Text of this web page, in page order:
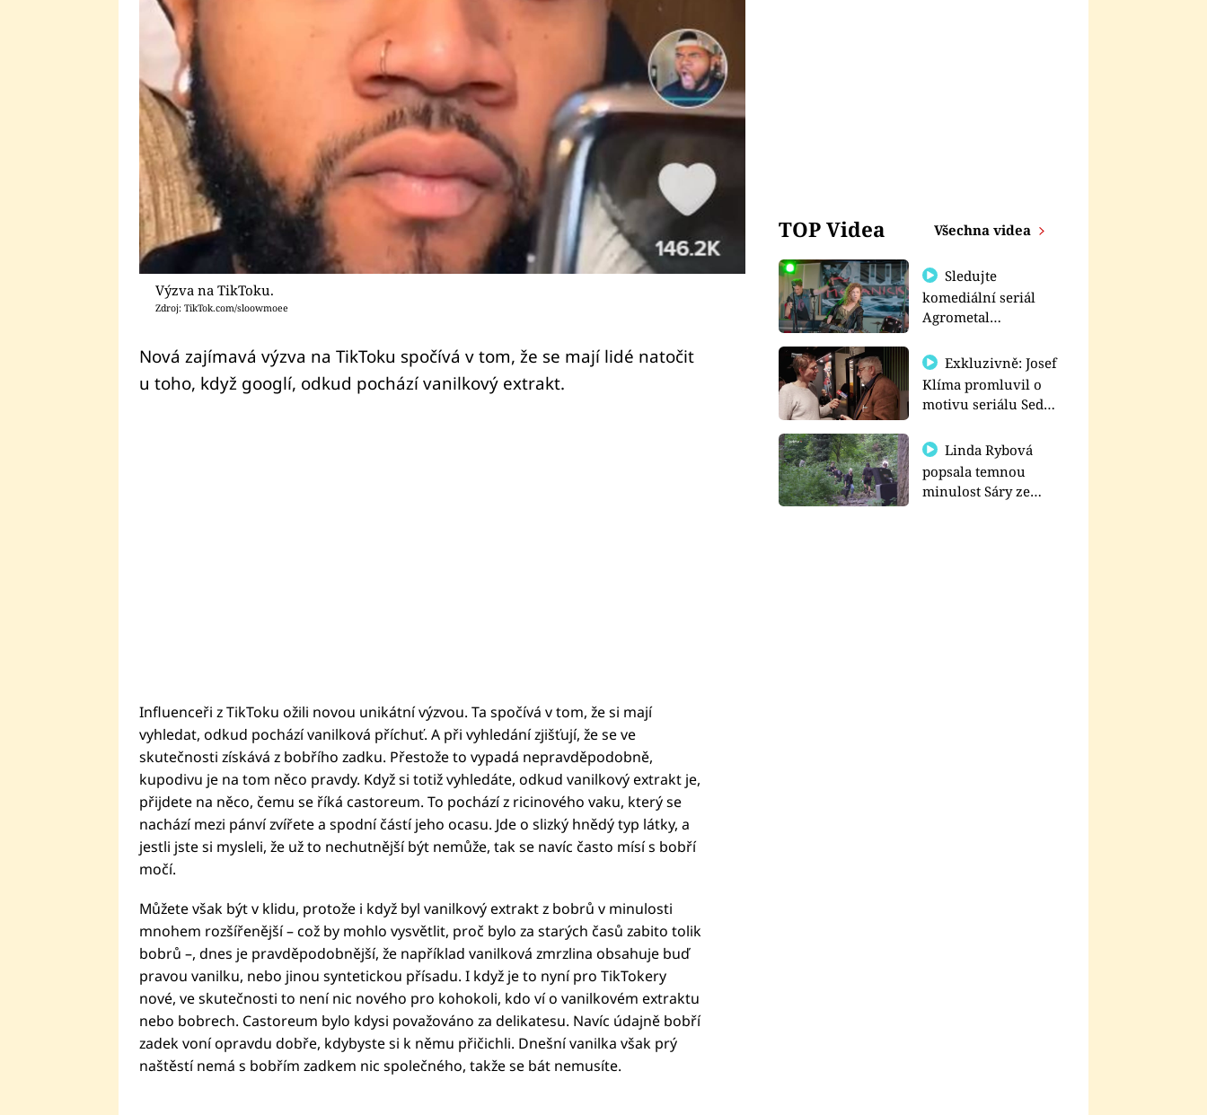
Výzva na TikToku.
Zdroj: TikTok.com/sloowmoee
Nová zajímavá výzva na TikToku spočívá v tom, že se mají lidé natočit
u toho, když googlí, odkud pochází vanilkový extrakt.
Influenceři z TikToku ožili novou unikátní výzvou. Ta spočívá v tom, že si mají
vyhledat, odkud pochází vanilková příchuť. A při vyhledání zjišťují, že se ve
skutečnosti získává z bobřího zadku. Přestože to vypadá nepravděpodobně,
kupodivu je na tom něco pravdy. Když si totiž vyhledáte, odkud vanilkový extrakt je,
přijdete na něco, čemu se říká castoreum. To pochází z ricinového vaku, který se
nachází mezi pánví zvířete a spodní částí jeho ocasu. Jde o slizký hnědý typ látky, a
jestli jste si mysleli, že už to nechutnější být nemůže, tak se navíc často mísí s bobří
močí.
Můžete však být v klidu, protože i když byl vanilkový extrakt z bobrů v minulosti
mnohem rozšířenější – což by mohlo vysvětlit, proč bylo za starých časů zabito tolik
bobrů –, dnes je pravděpodobnější, že například vanilková zmrzlina obsahuje buď
pravou vanilku, nebo jinou syntetickou přísadu. I když je to nyní pro TikTokery
nové, ve skutečnosti to není nic nového pro kohokoli, kdo ví o vanilkovém extraktu
nebo bobrech. Castoreum bylo kdysi považováno za delikatesu. Navíc údajně bobří
zadek voní opravdu dobře, kdybyste si k němu přičichli. Dnešní vanilka však prý
naštěstí nemá s bobřím zadkem nic společného, takže se bát nemusíte.
TOP Videa Všechna videa
Sledujte
komediální seriál
Agrometal
prima+
Exkluzivně: Josef
Klíma promluvil o
motivu seriálu Sedm
Linda Rybová
popsala temnou
minulost Sáry ze